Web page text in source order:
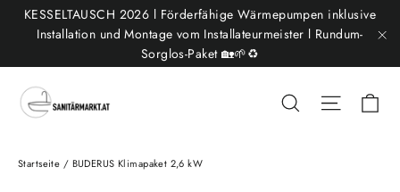
DirektKESSELTAUSCH 2026 l Förderfähige Wärmepumpen inklusive
Installation und Montage vom Installateurmeister l Rundum-
Sorglos-Paket 🏡🌱♻️
Suche
Startseite / BUDERUS Klimapaket 2,6 kW